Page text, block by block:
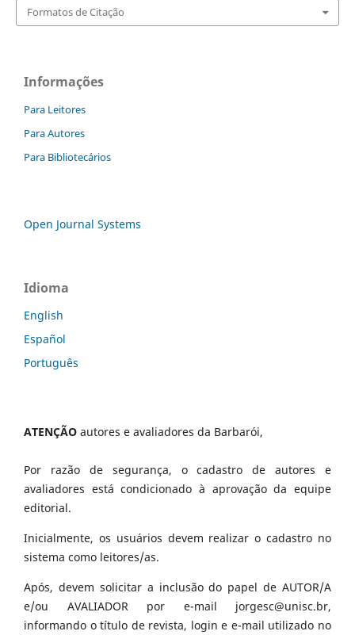
Formatos de Citação
Informações
Para Leitores
Para Autores
Para Bibliotecários
Open Journal Systems
Idioma
English
Español
Português
ATENÇÃO autores e avaliadores da Barbarói,
Por razão de segurança, o cadastro de autores e
avaliadores está condicionado à aprovação da equipe
editorial.
Inicialmente, os usuários devem realizar o cadastro no
sistema como leitores/as.
Após, devem solicitar a inclusão do papel de AUTOR/A
e/ou AVALIADOR por e-mail jorgesc@unisc.br,
informando o título de revista, login e e-mail utilizado no